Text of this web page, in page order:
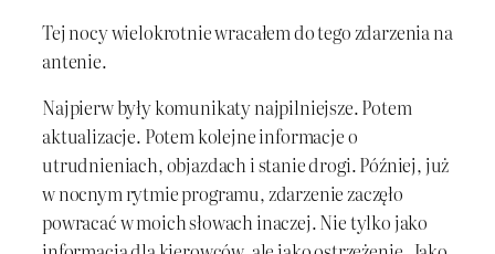
Tej nocy wielokrotnie wracałem do tego zdarzenia na
antenie.
Najpierw były komunikaty najpilniejsze. Potem
aktualizacje. Potem kolejne informacje o
utrudnieniach, objazdach i stanie drogi. Później, już
w nocnym rytmie programu, zdarzenie zaczęło
powracać w moich słowach inaczej. Nie tylko jako